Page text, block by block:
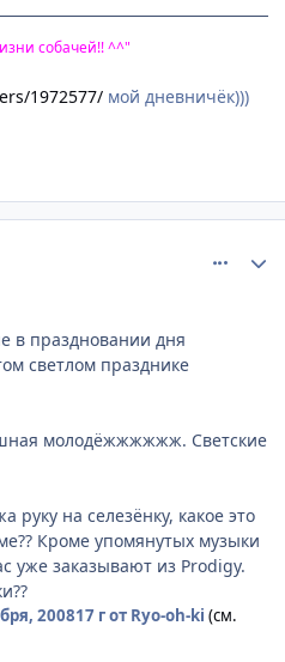
собачей!! ^^"
1972577/ мой дневничёк)))
в праздновании дня
светлом празднике
молодёжжжжжж. Светские
руку на селезёнку, какое это
Кроме упомянутых музыки
уже заказывают из Prodigy.
200817 гот Ryo-oh-ki (см.